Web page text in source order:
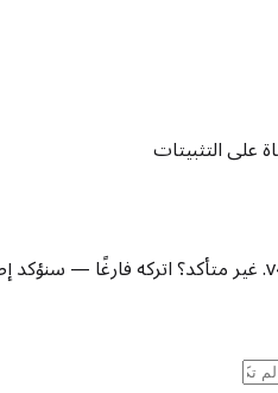
على التثبيتات
غير متأكد؟ اتركه فارغًا — سنؤكد